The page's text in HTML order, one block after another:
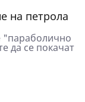
на петрола
"параболично
да се покачат